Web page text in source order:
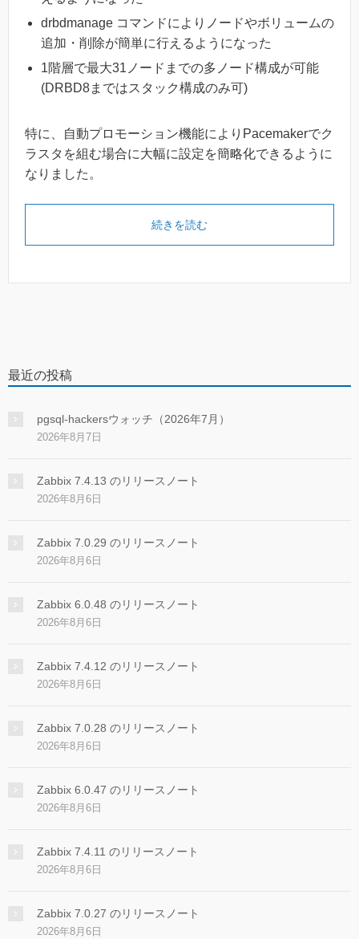
drbdmanage コマンドによりノードやボリュームの
追加・削除が簡単に行えるようになった
1階層で最大31ノードまでの多ノード構成が可能
(DRBD8まではスタック構成のみ可)
特に、自動プロモーション機能によりPacemakerでク
ラスタを組む場合に大幅に設定を簡略化できるように
なりました。
続きを読む
最近の投稿
pgsql-hackersウォッチ（2026年7月）
2026年8月7日
Zabbix 7.4.13 のリリースノート
2026年8月6日
Zabbix 7.0.29 のリリースノート
2026年8月6日
Zabbix 6.0.48 のリリースノート
2026年8月6日
Zabbix 7.4.12 のリリースノート
2026年8月6日
Zabbix 7.0.28 のリリースノート
2026年8月6日
Zabbix 6.0.47 のリリースノート
2026年8月6日
Zabbix 7.4.11 のリリースノート
2026年8月6日
Zabbix 7.0.27 のリリースノート
2026年8月6日